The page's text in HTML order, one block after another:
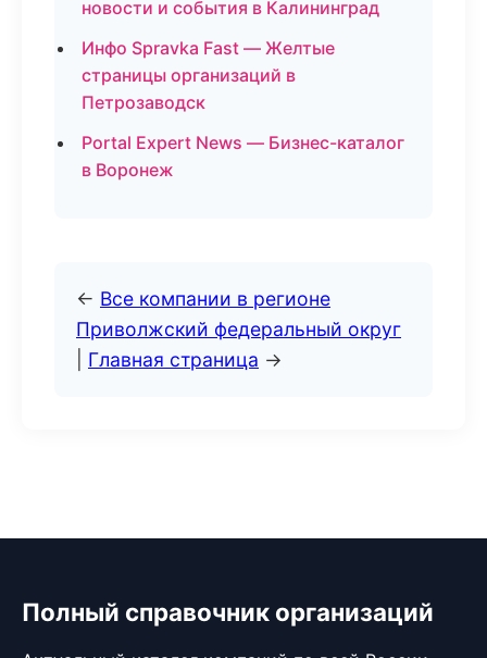
новости и события в Калининград
Инфо Spravka Fast — Желтые
страницы организаций в
Петрозаводск
Portal Expert News — Бизнес-каталог
в Воронеж
← Все компании в регионе
Приволжский федеральный округ
Главная страница →
Полный справочник организаций